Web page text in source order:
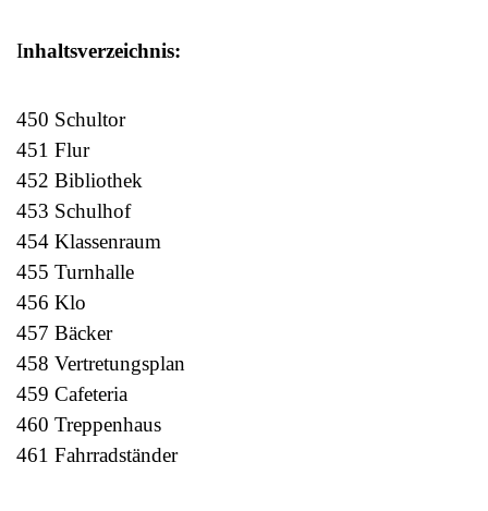
Inhaltsverzeichnis:
450 Schultor
451 Flur
452 Bibliothek
453 Schulhof
454 Klassenraum
455 Turnhalle
456 Klo
457 Bäcker
458 Vertretungsplan
459 Cafeteria
460 Treppenhaus
461 Fahrradständer